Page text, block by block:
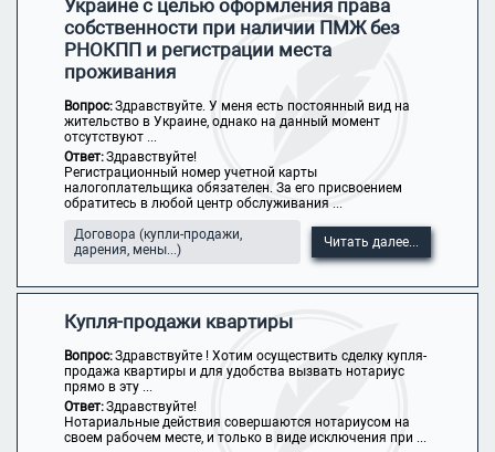
Украине с целью оформления права
собственности при наличии ПМЖ без
РНОКПП и регистрации места
проживания
Вопрос:Здравствуйте. У меня есть постоянный вид на
жительство в Украине, однако на данный момент
отсутствуют ...
Ответ:Здравствуйте!
Регистрационный номер учетной карты
налогоплательщика обязателен. За его присвоением
обратитесь в любой центр обслуживания ...
Договора (купли-продажи,
дарения, мены...)
Читать далее...
Купля-продажи квартиры
Вопрос:Здравствуйте ! Хотим осуществить сделку купля-
продажа квартиры и для удобства вызвать нотариус
прямо в эту ...
Ответ:Здравствуйте!
Нотариальные действия совершаются нотариусом на
своем рабочем месте, и только в виде исключения при ...